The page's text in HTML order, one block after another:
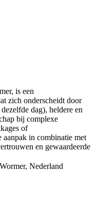
is een
zich onderscheidt door
dag), heldere en
bij complexe
of
in combinatie met
en gewaardeerde
Nederland